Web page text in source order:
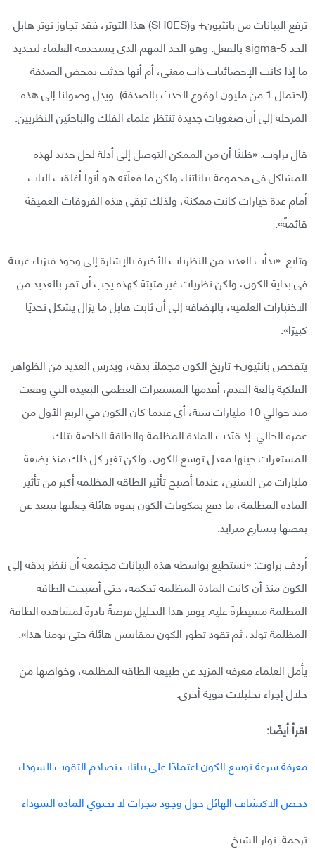
ترفع البيانات من بانثيون+ و(SH0ES) هذا التوتر، فقد تجاوز توتر هابل
الحد 5-sigma بالفعل. وهو الحد المهم الذي يستخدمه العلماء لتحديد
ما إذا كانت الإحصائيات ذات معنى، أم أنها حدثت بمحض الصدفة
(احتمال 1 من مليون لوقوع الحدث بالصدفة). ويدل وصولنا إلى هذه
المرحلة إلى أن صعوبات جديدة تنتظر علماء الفلك والباحثين النظريين.
قال براوت: «ظننّا أن من الممكن التوصل إلى أدلة لحل جديد لهذه
المشاكل في مجموعة بياناتنا، ولكن ما فعلَته هو أنها أغلقت الباب
أمام عدة خيارات كانت ممكنة، ولذلك تبقى هذه الفروقات العميقة
قائمةً».
وتابع: «بدأت العديد من النظريات الأخيرة بالإشارة إلى وجود فيزياء غريبة
في بداية الكون، ولكن نظريات غير مثبتة كهذه يجب أن تمر بالعديد من
الاختبارات العلمية، بالإضافة إلى أن ثابت هابل ما يزال يشكل تحديًا
كبيرًا».
يتفحص بانثيون+ تاريخ الكون مجملًا بدقة، ويدرس العديد من الظواهر
الفلكية بالغة القدم، أقدمها المستعرات العظمى البعيدة التي وقعت
منذ حوالي 10 مليارات سنة، أي عندما كان الكون في الربع الأول من
عمره الحالي. إذ قيّدت المادة المظلمة والطاقة الخاصة بتلك
المستعرات حينها معدل توسع الكون، ولكن تغير كل ذلك منذ بضعة
مليارات من السنين، عندما أصبح تأثير الطاقة المظلمة أكبر من تأثير
المادة المظلمة، ما دفع بمكونات الكون بقوة هائلة جعلتها تبتعد عن
بعضها بتسارع متزايد.
أردف براوت: «نستطيع بواسطة هذه البيانات مجتمعةً أن ننظر بدقة إلى
الكون منذ أن كانت المادة المظلمة تحكمه، حتى أصبحت الطاقة
المظلمة مسيطرةً عليه. يوفر هذا التحليل فرصةً نادرةً لمشاهدة الطاقة
المظلمة تولد، ثم تقود تطور الكون بمقاييس هائلة حتى يومنا هذا».
يأمل العلماء معرفة المزيد عن طبيعة الطاقة المظلمة، وخواصها من
خلال إجراء تحليلات قوية أخرى.
اقرأ أيضًا:
معرفة سرعة توسع الكون اعتمادًا على بيانات تصادم الثقوب السوداء
دحض الاكتشاف الهائل حول وجود مجرات لا تحتوي المادة السوداء
ترجمة: نوار الشيخ